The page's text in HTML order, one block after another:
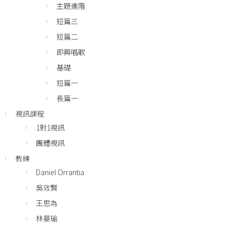
主題進階
短篇三
短篇二
即興唱歌
基礎
短篇一
長篇一
視訊課程
1對1視訊
團體視訊
教練
Daniel Orrantia
吳效賢
王思為
林晏瑜